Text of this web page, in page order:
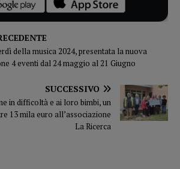
della musica 2024, presentata la nuova
4 eventi dal 24 maggio al 21 Giugno
SUCCESSIVO
in difficoltà e ai loro bimbi, un
13 mila euro all’associazione
La Ricerca